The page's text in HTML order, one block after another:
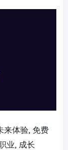
来体验, 免费
业, 成长